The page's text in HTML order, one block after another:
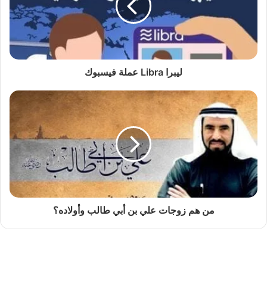
ليبرا Libra عملة فيسبوك
من هم زوجات علي بن أبي طالب وأولاده؟